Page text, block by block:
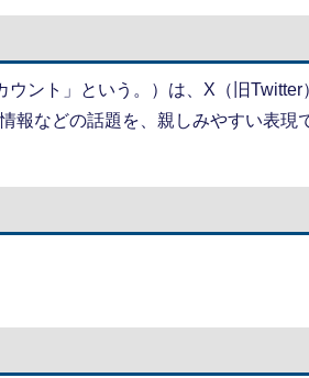
ント」という。）は、X（旧Twitter
報などの話題を、親しみやすい表現